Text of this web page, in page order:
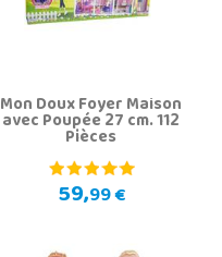
Mon Doux Foyer Maison
avec Poupée 27 cm. 112
Pièces
59,99 €